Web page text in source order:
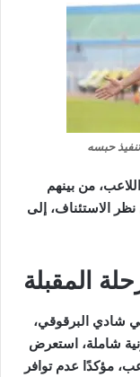
حبسه
من بينهم
الاستئناف، إلى
المقبلة
شادي البرقوقي،
شاملة، استعرض
مؤكدًا عدم توافر